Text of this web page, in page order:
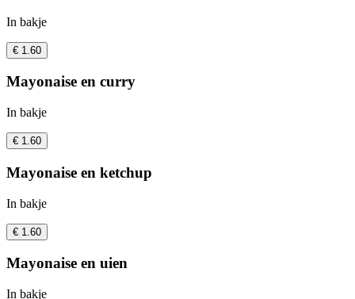
In bakje
€ 1.60
Mayonaise en curry
In bakje
€ 1.60
Mayonaise en ketchup
In bakje
€ 1.60
Mayonaise en uien
In bakje